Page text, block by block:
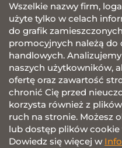
Wszelkie nazwy firm,
użyte tylko w celach
do grafik
promocyjnych należą
handlowych.
naszych użytkowników,
ofertę oraz zawartość
chronić Cię przed
korzysta również z
ruch na stronie. Możesz
lub dostęp plików cookie
Dowiedz się więcej w